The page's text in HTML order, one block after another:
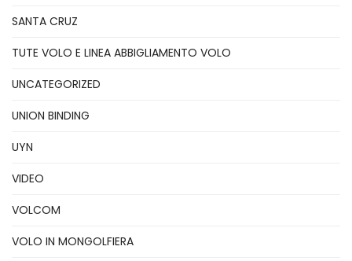
SANTA CRUZ
TUTE VOLO E LINEA ABBIGLIAMENTO VOLO
UNCATEGORIZED
UNION BINDING
UYN
VIDEO
VOLCOM
VOLO IN MONGOLFIERA